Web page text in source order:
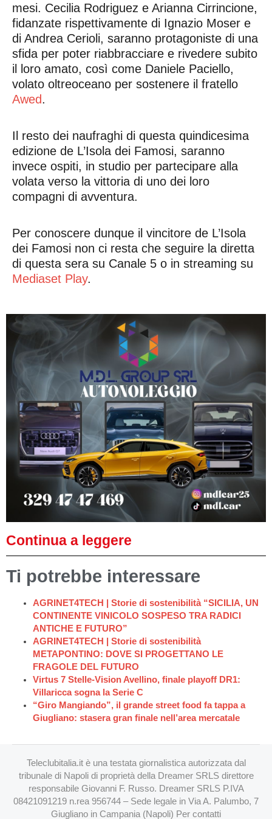
mesi. Cecilia Rodriguez e Arianna Cirrincione,
fidanzate rispettivamente di Ignazio Moser e
di Andrea Cerioli, saranno protagoniste di una
sfida per poter riabbracciare e rivedere subito
il loro amato, così come Daniele Paciello,
volato oltreoceano per sostenere il fratello
Awed.
Il resto dei naufraghi di questa quindicesima
edizione de L’Isola dei Famosi, saranno
invece ospiti, in studio per partecipare alla
volata verso la vittoria di uno dei loro
compagni di avventura.
Per conoscere dunque il vincitore de L’Isola
dei Famosi non ci resta che seguire la diretta
di questa sera su Canale 5 o in streaming su
Mediaset Play.
Continua a leggere
Ti potrebbe interessare
AGRINET4TECH | Storie di sostenibilità “SICILIA, UN
CONTINENTE VINICOLO SOSPESO TRA RADICI
ANTICHE E FUTURO”
AGRINET4TECH | Storie di sostenibilità
METAPONTINO: DOVE SI PROGETTANO LE
FRAGOLE DEL FUTURO
Virtus 7 Stelle-Vision Avellino, finale playoff DR1:
Villaricca sogna la Serie C
“Giro Mangiando”, il grande street food fa tappa a
Giugliano: stasera gran finale nell’area mercatale
Teleclubitalia.it è una testata giornalistica autorizzata dal
tribunale di Napoli di proprietà della Dreamer SRLS direttore
responsabile Giovanni F. Russo. Dreamer SRLS P.IVA
08421091219 n.rea 956744 – Sede legale in Via A. Palumbo, 7
Giugliano in Campania (Napoli) Per contatti